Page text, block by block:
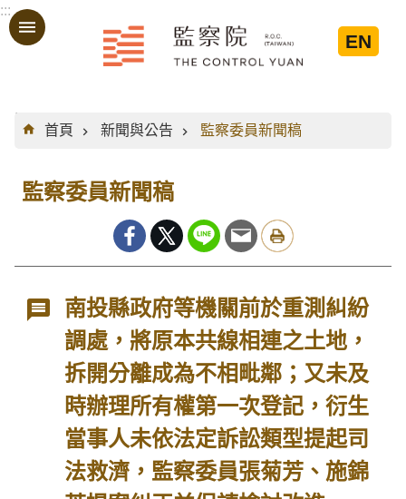
跳到主要內容區塊
:::
EN
:::
首頁
新聞與公告 監察委員新聞稿
監察委員新聞稿
南投縣政府等機關前於重測糾紛
調處，將原本共線相連之土地，
拆開分離成為不相毗鄰；又未及
時辦理所有權第一次登記，衍生
當事人未依法定訴訟類型提起司
法救濟，監察委員張菊芳、施錦